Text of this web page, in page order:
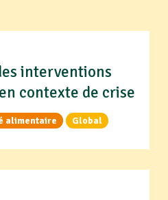
interventions
contexte de crise
alimentaire Global